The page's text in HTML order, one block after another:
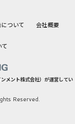
について 会社概要
メント株式会社）が運営してい
Reserved.